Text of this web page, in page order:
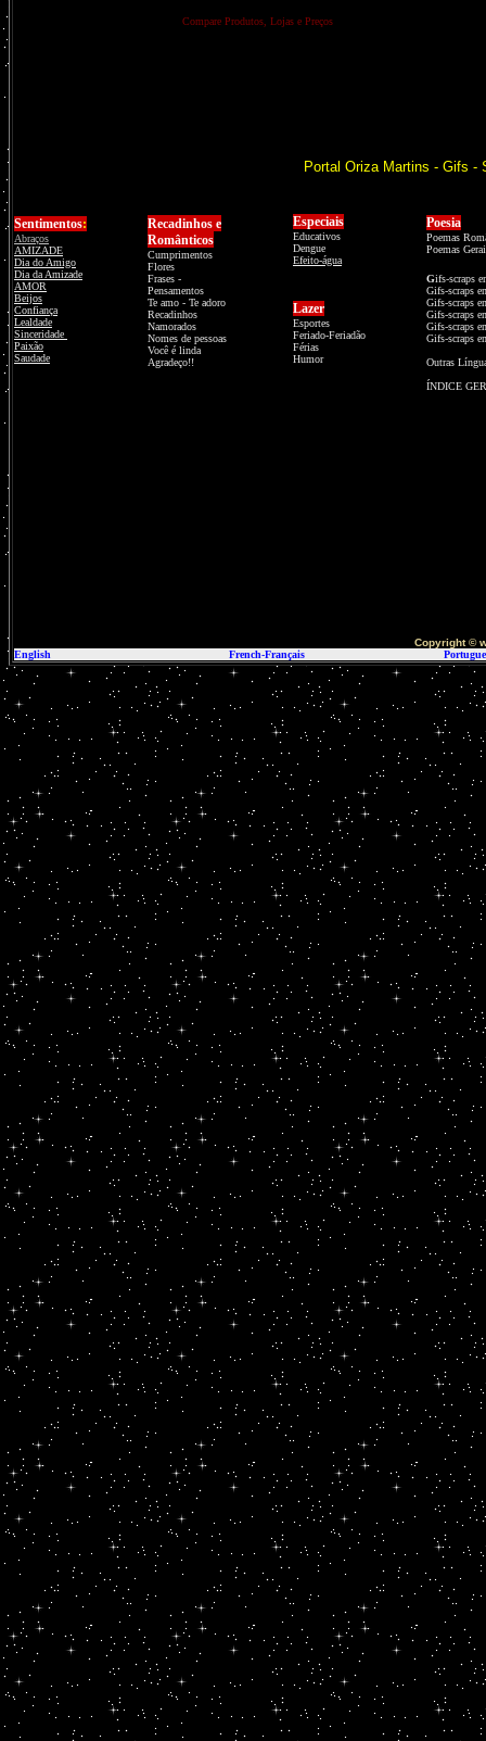
Compare Produtos, Lojas e Preços
Portal Oriza Martins - Gifs
Sentimentos:
Abraços
AMIZADE
Dia do Amigo
Dia da Amizade
AMOR
Beijos
Confiança
Lealdade
Sinceridade
Paixão
Saudade
Recadinhos e
Românticos
Cumprimentos
Flores
Frases -
Pensamentos
Te amo - Te adoro
Recadinhos
Namorados
Nomes de pessoas
Você é linda
Agradeço!!
Especiais
Educativos
Dengue
Efeito-água
Lazer
Esportes
Feriado-Feriadão
Férias
Humor
Poesia
Poemas
Poemas
Gifs-scraps
Gifs-scraps
Gifs-scraps
Gifs-scraps
Gifs-scraps
Gifs-scraps
Outras
ÍNDICE
Copyright©
English
French-Français